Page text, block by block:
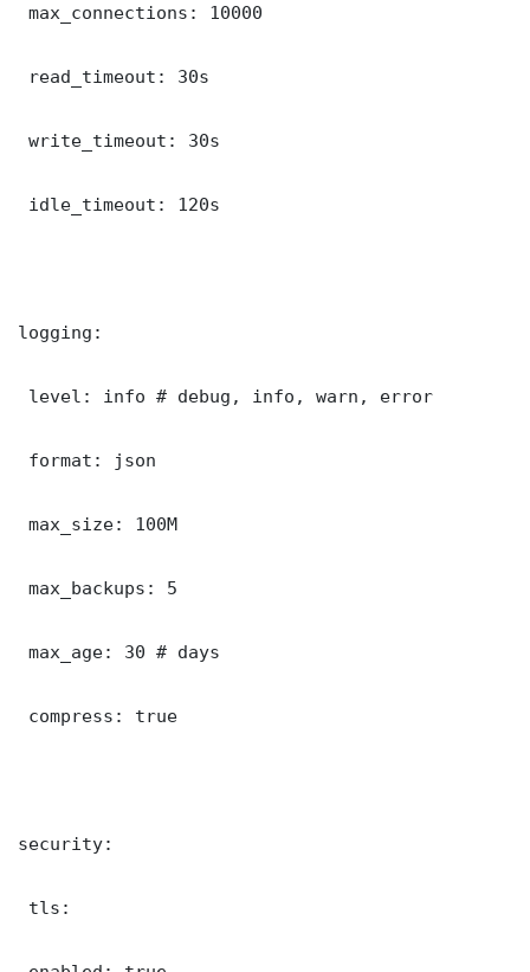
max_connections: 10000
read_timeout: 30s
write_timeout: 30s
idle_timeout: 120s
logging:
level: info # debug, info, warn, error
format: json
max_size: 100M
max_backups: 5
max_age: 30 # days
compress: true
security:
tls: